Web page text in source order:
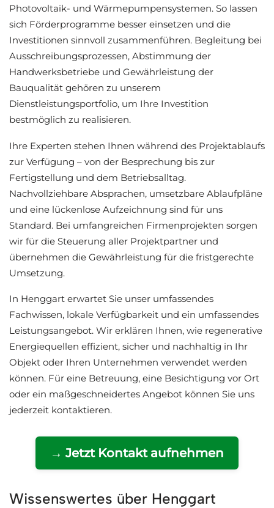
Photovoltaik- und Wärmepumpensystemen. So lassen
sich Förderprogramme besser einsetzen und die
Investitionen sinnvoll zusammenführen. Begleitung bei
Ausschreibungsprozessen, Abstimmung der
Handwerksbetriebe und Gewährleistung der
Bauqualität gehören zu unserem
Dienstleistungsportfolio, um Ihre Investition
bestmöglich zu realisieren.
Ihre Experten stehen Ihnen während des Projektablaufs
zur Verfügung – von der Besprechung bis zur
Fertigstellung und dem Betriebsalltag.
Nachvollziehbare Absprachen, umsetzbare Ablaufpläne
und eine lückenlose Aufzeichnung sind für uns
Standard. Bei umfangreichen Firmenprojekten sorgen
wir für die Steuerung aller Projektpartner und
übernehmen die Gewährleistung für die fristgerechte
Umsetzung.
In Henggart erwartet Sie unser umfassendes
Fachwissen, lokale Verfügbarkeit und ein umfassendes
Leistungsangebot. Wir erklären Ihnen, wie regenerative
Energiequellen effizient, sicher und nachhaltig in Ihr
Objekt oder Ihren Unternehmen verwendet werden
können. Für eine Betreuung, eine Besichtigung vor Ort
oder ein maßgeschneidertes Angebot können Sie uns
jederzeit kontaktieren.
→ Jetzt Kontakt aufnehmen
Wissenswertes über Henggart